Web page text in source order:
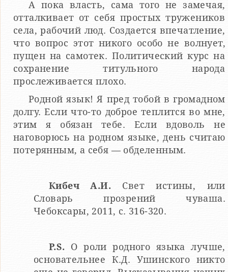
А пока власть, сама того не замечая,
отталкивает от себя простых тружеников
села, рабочий люд. Создается впечатление,
что вопрос этот никого особо не волнует,
пущен на самотек. Политический курс на
сохранение титульного народа
прослеживается плохо.
Родной язык! Я пред тобой в громадном
долгу. Если что-то доброе теплится во мне,
этим я обязан тебе. Если вдоволь не
наговорюсь на родном языке, день считаю
потерянным, а себя — обделенным.
Кибеч А.И. Свет истины, или
Словарь прозрений чуваша.
Чебоксары, 2011, с. 316-320.
P.S. О роли родного языка лучше,
основательнее К.Д. Ушинского никто